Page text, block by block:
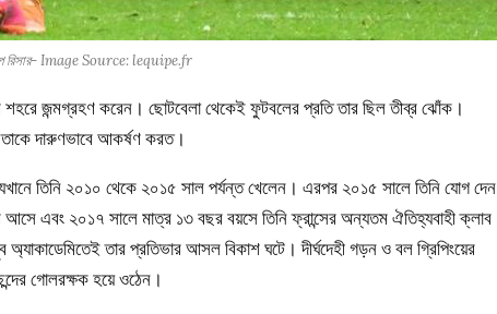
রিসার- Image Source: lequipe.fr
শহরে জন্মগ্রহণ করেন। ছোটবেলা থেকেই ফুটবলের প্রতি তার ছিল তীব্র ঝোঁক।
তাকে দারুণভাবে আকর্ষণ করত।
তিনি ২০১০ থেকে ২০১৫ সাল পর্যন্ত খেলেন। এরপর ২০১৫ সালে তিনি যোগ দেন
এবং ২০১৭ সালে মাত্র ১৩ বছর বয়সে তিনি ফ্রান্সের অন্যতম ঐতিহ্যবাহী ক্লাব
অ্যাকাডেমিতেই তার প্রতিভার আসল বিকাশ ঘটে। দীর্ঘদেহী গড়ন ও বল গ্রিপিংয়ের
গোলরক্ষক হয়ে ওঠেন।